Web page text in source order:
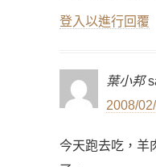
登入以進行回覆
葉小邦
2008/
今天跑去吃，羊